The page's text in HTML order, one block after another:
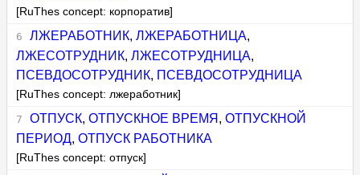
[RuThes concept: корпоратив]
ЛЖЕРАБОТНИК, ЛЖЕРАБОТНИЦА,
ЛЖЕСОТРУДНИК,ЛЖЕСОТРУДНИЦА,
ПСЕВДОСОТРУДНИК, ПСЕВДОСОТРУДНИЦА
[RuThes concept: лжеработник]
ОТПУСК, ОТПУСКНОЕ ВРЕМЯ , ОТПУСКНОЙ
ПЕРИОД,ОТПУСК РАБОТНИКА
[RuThes concept: отпуск]